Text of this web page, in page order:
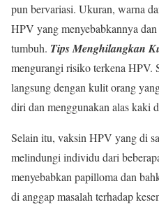
pun bervariasi. Ukuran, warna
HPV yang menyebabkannya
tumbuh. Tips Menghilangkan
mengurangi risiko terkena HPV.
langsung dengan kulit orang
diri dan menggunakan alas kaki
Selain itu, vaksin HPV yang di
melindungi individu dari
menyebabkan papilloma dan
di anggap masalah terhadap